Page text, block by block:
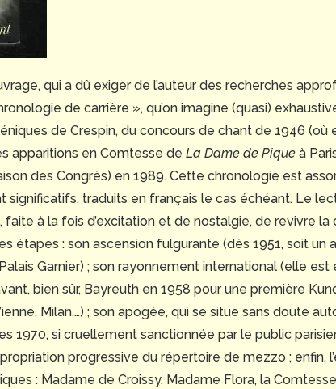
qui a dû exiger de l’auteur des recherches
de carrière », qu’on imagine (quasi)
de Crespin, du concours de chant de 1946 (où
apparitions en Comtesse de La Dame de Pique à
des Congrès) en 1989. Cette chronologie est
significatifs, traduits en français le cas échéant. Le
faite à la fois d’excitation et de nostalgie, de revivre la
étapes : son ascension fulgurante (dès 1951, soit un
Garnier) ; son rayonnement international (elle
bien sûr, Bayreuth en 1958 pour une première
Milan,…) ; son apogée, qui se situe sans doute
1970, si cruellement sanctionnée par le public
progressive du répertoire de mezzo ; enfin,
: Madame de Croissy, Madame Flora, la